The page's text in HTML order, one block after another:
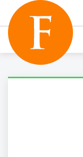
content